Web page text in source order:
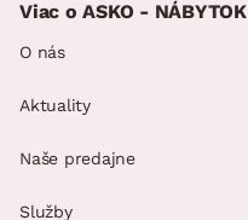
Viac o ASKO - NÁBYTOK
O nás
Aktuality
Naše predajne
Služby